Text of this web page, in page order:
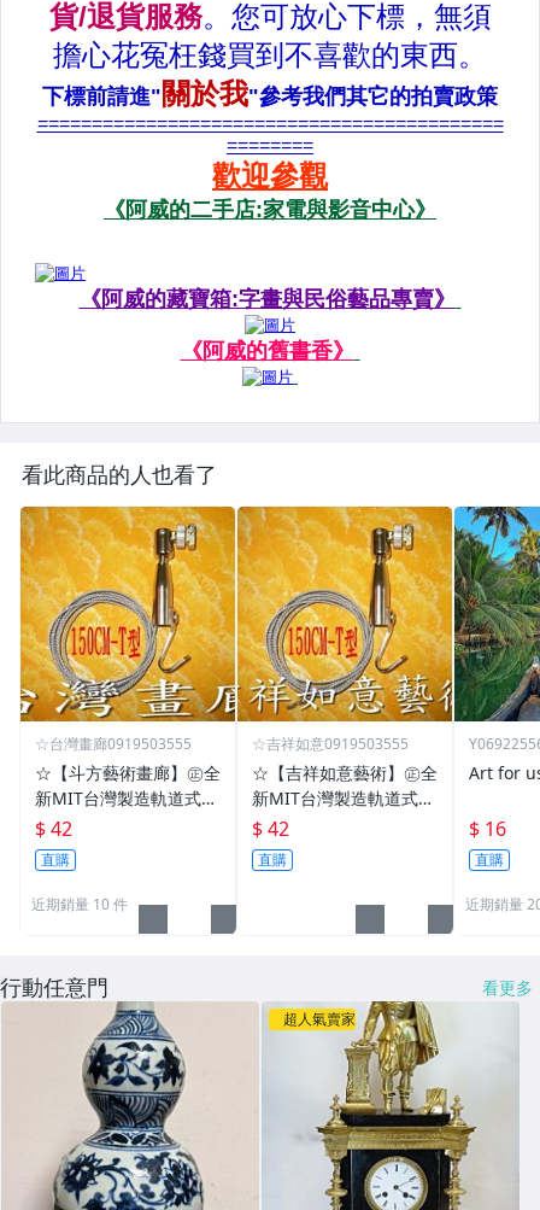
看此商品的人也看了
☆台灣畫廊0919503555
☆【斗方藝術畫廊】㊣全
新MIT台灣製造軌道式掛
勾/掛鉤/掛鈎/掛圖器/掛
畫器專賣店(T型150公分)
gold246
$ 42
直購
近期銷量 10 件
☆吉祥如意0919503555
☆【吉祥如意藝術】㊣全
新MIT台灣製造軌道式掛
勾/掛鉤/掛鈎/掛圖器/掛
畫器專賣店(T型150公分)
ylc1312
$ 42
直購
Art for
$ 16
直購
近期銷量
行動任意門 看更多
超人氣賣家